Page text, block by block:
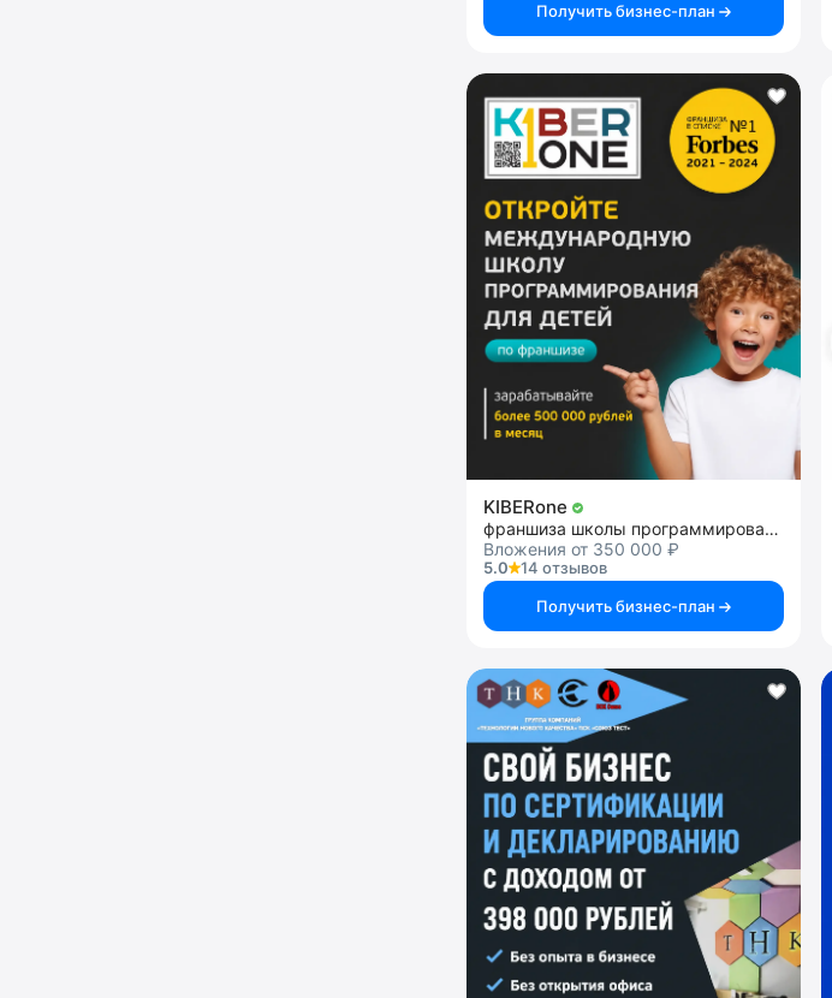
Получить бизнес-план
KIBERone
франшиза школы программирования для детей
Вложения от 350 000 ₽
5.0
14 отзывов
Получить бизнес-план